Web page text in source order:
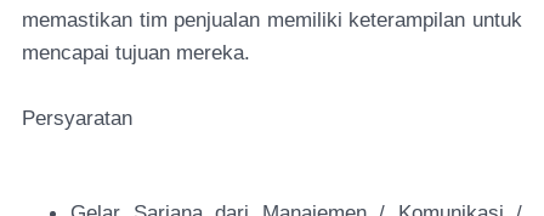
memastikan tim penjualan memiliki keterampilan untuk
mencapai tujuan mereka.
Persyaratan